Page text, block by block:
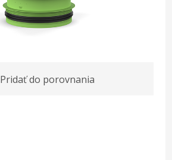
Pridať do porovnania